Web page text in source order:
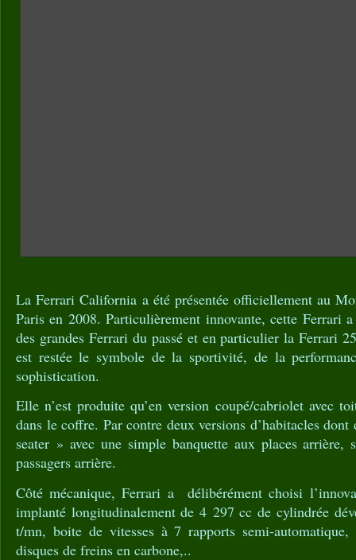
La Ferrari California a été présentée officiellement au
Paris en 2008. Particulièrement innovante, cette Ferrari
des grandes Ferrari du passé et en particulier la Ferrari
est restée le symbole de la sportivité, de la
sophistication.
Elle n’est produite qu’en version coupé/cabriolet avec
dans le coffre. Par contre deux versions d’habitacles
seater » avec une simple banquette aux places
passagers arrière.
Côté mécanique, Ferrari a délibérément choisi
implanté longitudinalement de 4 297 cc de cylindrée
t/mn, boite de vitesses à 7 rapports semi-
disques de freins en carbone,..